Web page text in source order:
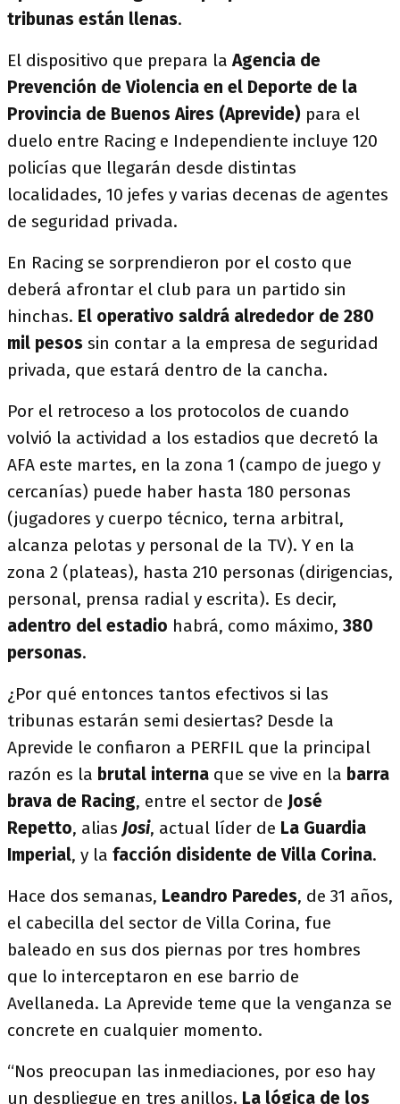
tribunas están llenas.
El dispositivo que prepara laAgencia de
Prevención de Violencia en el Deporte de la
Provincia de Buenos Aires (Aprevide) para el
duelo entre Racing e Independiente incluye 120
policías que llegarán desde distintas
localidades, 10 jefes y varias decenas de agentes
de seguridad privada.
En Racing se sorprendieron por el costo que
deberá afrontar el club para un partido sin
hinchas. El operativo saldrá alrededor de 280
mil pesos sin contar a la empresa de seguridad
privada, que estará dentro de la cancha.
Por el retroceso a los protocolos de cuando
volvió la actividad a los estadios que decretó la
AFA este martes, en la zona 1 (campo de juego y
cercanías) puede haber hasta 180 personas
(jugadores y cuerpo técnico, terna arbitral,
alcanza pelotas y personal de la TV). Y en la
zona 2 (plateas), hasta 210 personas (dirigencias,
personal, prensa radial y escrita). Es decir,
adentro del estadio habrá, como máximo, 380
personas.
¿Por qué entonces tantos efectivos si las
tribunas estarán semi desiertas? Desde la
Aprevide le confiaron a PERFIL que la principal
razón es la brutal interna que se vive en la barra
brava de Racing, entre el sector de José
Repetto, alias Josi, actual líder de La Guardia
Imperial, y la facción disidente de Villa Corina.
Hace dos semanas, Leandro Paredes, de 31 años,
el cabecilla del sector de Villa Corina, fue
baleado en sus dos piernas por tres hombres
que lo interceptaron en ese barrio de
Avellaneda. La Aprevide teme que la venganza se
concrete en cualquier momento.
“Nos preocupan las inmediaciones, por eso hay
un despliegue en tres anillos. La lógica de los